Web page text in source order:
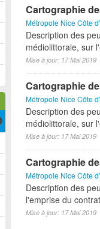
Cartographie
Métropole Nice Côte
Description des
médiolittorale, sur
Mise à jour: 17 Mai 2019
Cartographie
Métropole Nice Côte
Description des
médiolittorale, sur
Mise à jour: 17 Mai 2019
Cartographie
Métropole Nice Côte
Description des
l'emprise du
Mise à jour: 17 Mai 2019